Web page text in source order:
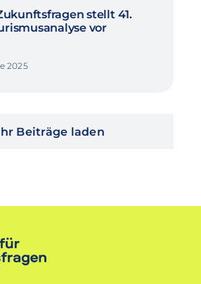
stellt 41.
vor
2025
Beiträge laden